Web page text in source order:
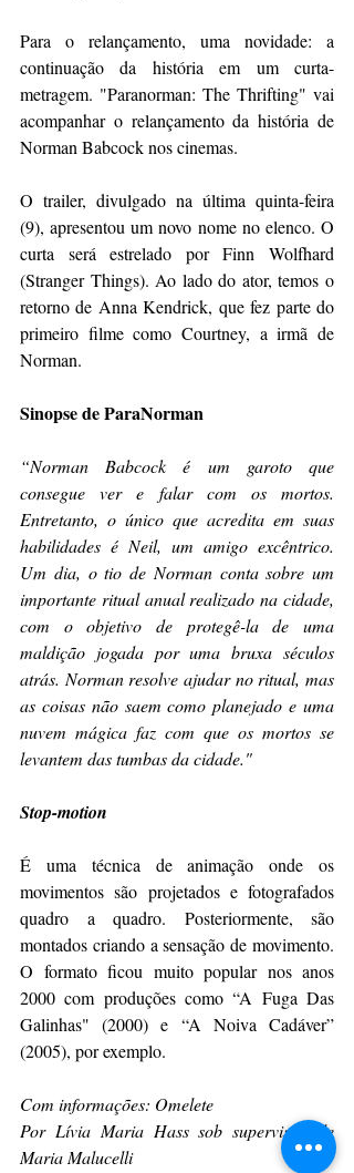
Para o relançamento, uma novidade: a
continuação da história em um curta-
metragem. "Paranorman: The Thrifting" vai
acompanhar o relançamento da história de
Norman Babcock nos cinemas.
O trailer, divulgado na última quinta-feira
(9), apresentou um novo nome no elenco. O
curta será estrelado por Finn Wolfhard
(Stranger Things). Ao lado do ator, temos o
retorno de Anna Kendrick, que fez parte do
primeiro filme como Courtney, a irmã de
Norman.
Sinopse de ParaNorman
“Norman Babcock é um garoto que
consegue ver e falar com os mortos.
Entretanto, o único que acredita em suas
habilidades é Neil, um amigo excêntrico.
Um dia, o tio de Norman conta sobre um
importante ritual anual realizado na cidade,
com o objetivo de protegê-la de uma
maldição jogada por uma bruxa séculos
atrás. Norman resolve ajudar no ritual, mas
as coisas não saem como planejado e uma
nuvem mágica faz com que os mortos se
levantem das tumbas da cidade."
Stop-motion
É uma técnica de animação onde os
movimentos são projetados e fotografados
quadro a quadro. Posteriormente, são
montados criando a sensação de movimento.
O formato ficou muito popular nos anos
2000 com produções como “A Fuga Das
Galinhas" (2000) e “A Noiva Cadáver”
(2005), por exemplo.
Com informações: Omelete
Por Lívia Maria Hass sob supervisão de
Maria Malucelli